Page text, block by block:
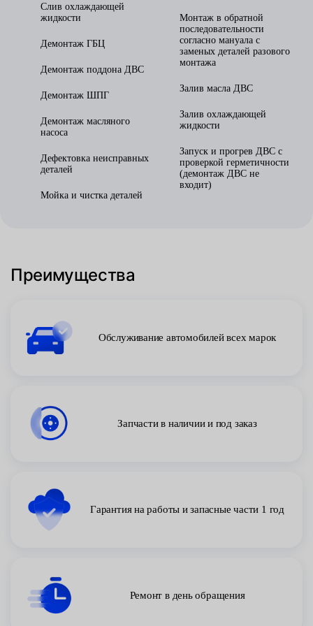
Слив охлаждающей
жидкости
Демонтаж ГБЦ
Демонтаж поддона ДВС
Демонтаж ШПГ
Демонтаж масляного
насоса
Дефектовка неисправных
деталей
Мойка и чистка деталей
Монтаж в обратной
последовательности
согласно мануала с
заменых деталей разового
монтажа
Залив масла ДВС
Залив охлаждающей
жидкости
Запуск и прогрев ДВС с
проверкой герметичности
(демонтаж ДВС не
входит)
Преимущества
Обслуживание автомобилей всех марок
Запчасти в наличии и под заказ
Гарантия на работы и запасные части 1 год
Ремонт в день обращения